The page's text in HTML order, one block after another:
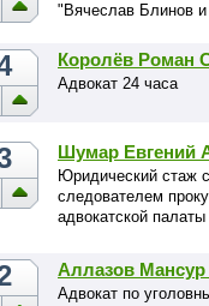
"Вячеслав Блинов
Королёв Роман
Адвокат 24 часа
Шумар Евгений
Юридический стаж
следователем
адвокатской
Аллазов
Адвокат по